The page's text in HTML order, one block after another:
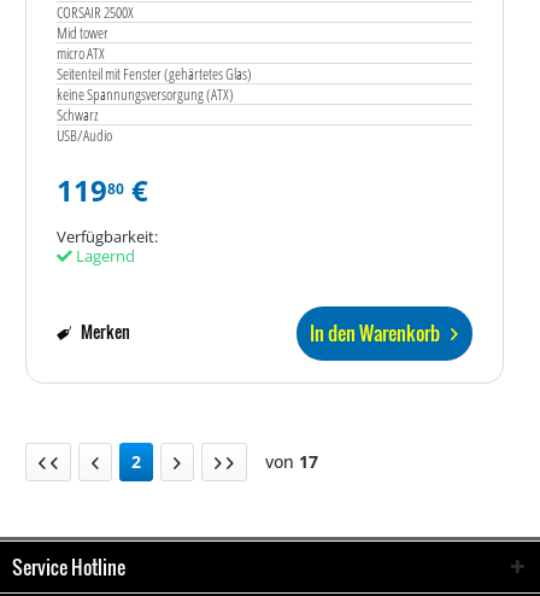
CORSAIR 2500X
Mid tower
micro ATX
Seitenteil mit Fenster (gehärtetes Glas)
keine Spannungsversorgung (ATX)
Schwarz
USB/Audio
11980 €
Verfügbarkeit:
Lagernd
In den Warenkorb
Merken
2 von 17
Service Hotline